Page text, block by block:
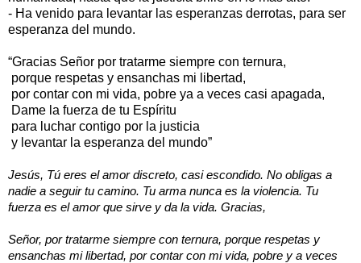
- Ha venido para levantar las esperanzas derrotas, para ser
esperanza del mundo.
“Gracias Señor por tratarme siempre con ternura,
porque respetas y ensanchas mi libertad,
por contar con mi vida, pobre ya a veces casi apagada,
Dame la fuerza de tu Espíritu
para luchar contigo por la justicia
y levantar la esperanza del mundo”
Jesús, Tú eres el amor discreto, casi escondido. No obligas a
nadie a seguir tu camino. Tu arma nunca es la violencia. Tu
fuerza es el amor que sirve y da la vida. Gracias,
Señor, por tratarme siempre con ternura, porque respetas y
ensanchas mi libertad, por contar con mi vida, pobre y a veces